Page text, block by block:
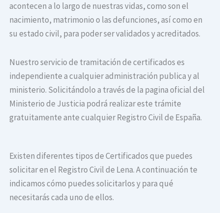
acontecen a lo largo de nuestras vidas, como son el
nacimiento, matrimonio o las defunciones, así como en
su estado civil, para poder ser validados y acreditados.
Nuestro servicio de tramitación de certificados es
independiente a cualquier administración publica y al
ministerio. Solicitándolo a través de la pagina oficial del
Ministerio de Justicia podrá realizar este trámite
gratuitamente ante cualquier Registro Civil de España.
Existen diferentes tipos de Certificados que puedes
solicitar en el Registro Civil de Lena. A continuación te
indicamos cómo puedes solicitarlos y para qué
necesitarás cada uno de ellos.